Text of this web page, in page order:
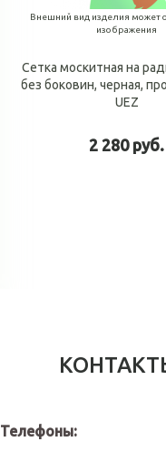
Внешний вид изделия может
изображения
Сетка москитная на
без боковин, черная,
UEZ
2 280 руб.
Телефоны: